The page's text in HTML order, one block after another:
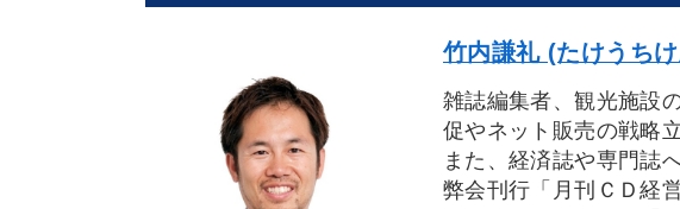
竹内謙礼 (たけうち
雑誌編集者、観光施設
促やネット販売の戦略
また、経済誌や専門誌
弊会刊行「月刊ＣＤ経